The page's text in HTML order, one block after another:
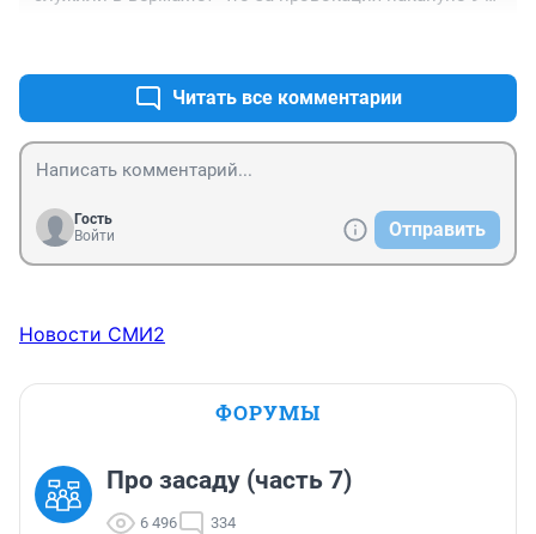
Читать все комментарии
Гость
Войти
Отправить
Новости СМИ2
ФОРУМЫ
Про засаду (часть 7)
6 496 334